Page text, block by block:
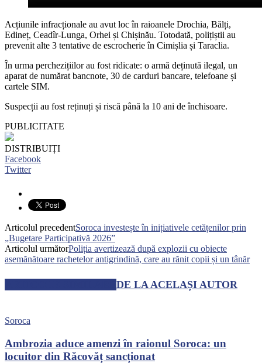
Acțiunile infracționale au avut loc în raioanele Drochia, Bălți,
Edineț, Ceadîr-Lunga, Orhei și Chișinău. Totodată, polițiștii au
prevenit alte 3 tentative de escrocherie în Cimișlia și Taraclia.
În urma perchezițiilor au fost ridicate: o armă deținută ilegal, un
aparat de numărat bancnote, 30 de carduri bancare, telefoane și
cartele SIM.
Suspecții au fost reținuți și riscă până la 10 ani de închisoare.
PUBLICITATE
DISTRIBUIȚI
Facebook
Twitter
Articolul precedentSoroca investește în inițiativele cetățenilor prin
„Bugetare Participativă 2026”
Articolul următorPoliția avertizează după explozii cu obiecte
asemănătoare rachetelor antigrindină, care au rănit copii și un tânăr
DE LA ACELAȘI AUTOR
Soroca
Ambrozia aduce amenzi în raionul Soroca: un
locuitor din Răcovăț sancționat